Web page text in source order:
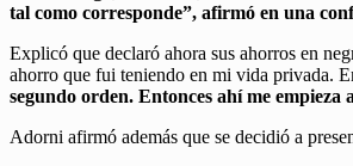
tal como corresponde”, afirmó en una
Explicó que declaró ahora sus ahorros en
ahorro que fui teniendo en mi vida privada.
segundo orden. Entonces ahí me
Adorni afirmó además que se decidió a